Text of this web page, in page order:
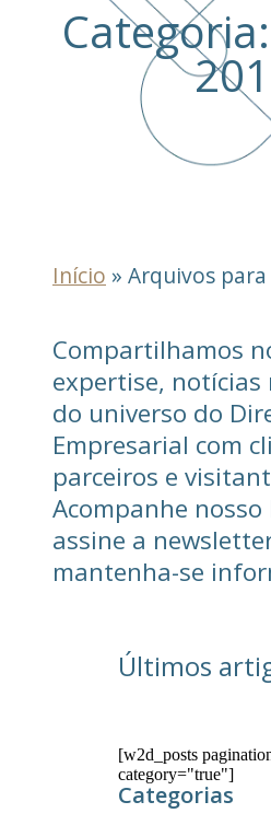
Início » Arquivos para
Compartilhamos
expertise, notícias
do universo do
Empresarial com
parceiros e
Acompanhe nosso
assine a
mantenha-se
Últimos
[w2d_posts
category="true"]
Categorias